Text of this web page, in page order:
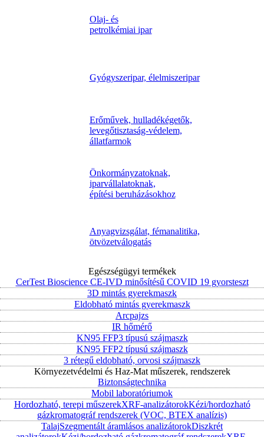
Olaj- és
petrolkémiai ipar
Gyógyszeripar, élelmiszeripar
Erőművek, hulladékégetők,
levegőtisztaság-védelem,
állatfarmok
Önkormányzatoknak,
iparvállalatoknak,
építési beruházásokhoz
Anyagvizsgálat, fémanalitika,
ötvözetválogatás
Egészségügyi termékek
CerTest Bioscience CE-IVD minősítésű COVID 19 gyorsteszt
3D mintás gyerekmaszk
Eldobható mintás gyerekmaszk
Arcpajzs
IR hőmérő
KN95 FFP3 típusú szájmaszk
KN95 FFP2 típusú szájmaszk
3 rétegű eldobható, orvosi szájmaszk
Környezetvédelmi és Haz-Mat műszerek, rendszerek
Biztonságtechnika
Mobil laboratóriumok
Hordozható, terepi műszerekXRF-analizátorokKézi/hordozható
gázkromatográf rendszerek (VOC, BTEX analízis)
TalajSzegmentált áramlásos analizátorokDiszkrét